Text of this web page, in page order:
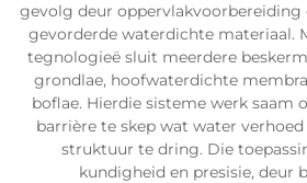
gevolg deur oppervlakvoorbereiding
gevorderde waterdichte materiaal.
tegnologieë sluit meerdere
grondlae, hoofwaterdichte
boflae. Hierdie sisteme werk saam
barrière te skep wat water
struktuur te dring. Die
kundigheid en presisie, deur